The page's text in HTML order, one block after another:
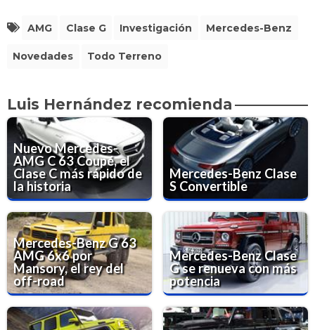
AMG Clase G Investigación Mercedes-Benz
Novedades Todo Terreno
Luis Hernández recomienda
Nuevo Mercedes-
AMG C 63 Coupé, el
Clase C más rápido de
la historia
Mercedes-Benz Clase
S Convertible
Mercedes-Benz G 63
AMG 6x6 por
Mansory, el rey del
off-road
Mercedes-Benz Clase
G se renueva con más
potencia